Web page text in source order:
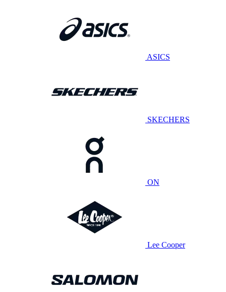
ASICS
SKECHERS
ON
Lee Cooper